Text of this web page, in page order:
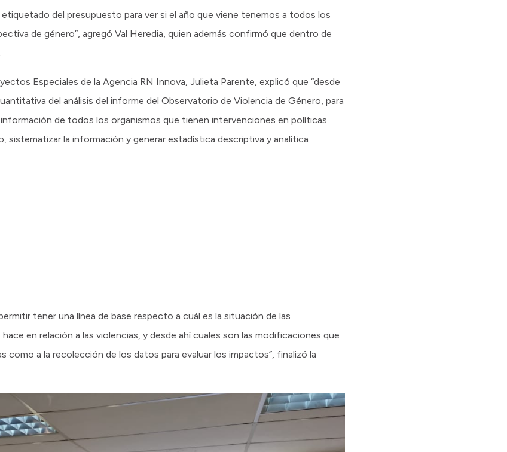
del presupuesto para ver si el año que viene tenemos a todos los
de género”, agregó Val Heredia, quien además confirmó que dentro de
Especiales de la Agencia RN Innova, Julieta Parente, explicó que “desde
del análisis del informe del Observatorio de Violencia de Género, para
de todos los organismos que tienen intervenciones en políticas
sistematizar la información y generar estadística descriptiva y analítica
tener una línea de base respecto a cuál es la situación de las
en relación a las violencias, y desde ahí cuales son las modificaciones que
como a la recolección de los datos para evaluar los impactos”, finalizó la